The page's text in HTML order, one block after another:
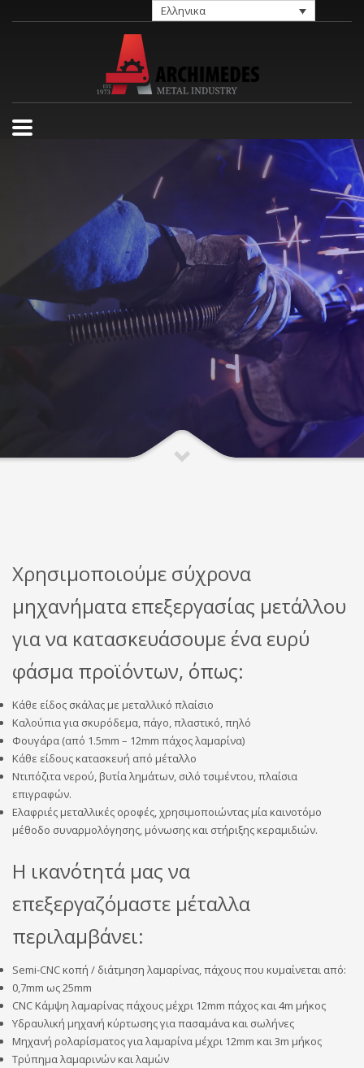
Ελληνικα
Χρησιμοποιούμε σύχρονα
μηχανήματα επεξεργασίας μετάλλου
για να κατασκευάσουμε ένα ευρύ
φάσμα προϊόντων, όπως:
Κάθε είδος σκάλας με μεταλλικό πλαίσιο
Καλούπια για σκυρόδεμα, πάγο, πλαστικό, πηλό
Φουγάρα (από 1.5mm – 12mm πάχος λαμαρίνα)
Κάθε είδους κατασκευή από μέταλλο
Ντιπόζιτα νερού, βυτία λημάτων, σιλό τσιμέντου, πλαίσια
επιγραφών.
Ελαφριές μεταλλικές οροφές, χρησιμοποιώντας μία καινοτόμο
μέθοδο συναρμολόγησης, μόνωσης και στήριξης κεραμιδιών.
Η ικανότητά μας να
επεξεργαζόμαστε μέταλλα
περιλαμβάνει:
Semi-CNC κοπή / διάτμηση λαμαρίνας, πάχους που κυμαίνεται από:
0,7mm ως 25mm
CNC Κάμψη λαμαρίνας πάχους μέχρι 12mm πάχος και 4m μήκος
Υδραυλική μηχανή κύρτωσης για πασαμάνα και σωλήνες
Μηχανή ρολαρίσματος για λαμαρίνα μέχρι 12mm και 3m μήκος
Τρύπημα λαμαρινών και λαμών